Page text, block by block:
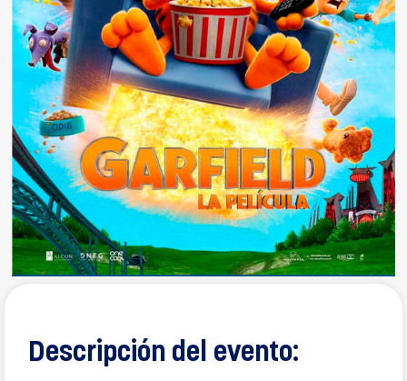
Descripción del evento: